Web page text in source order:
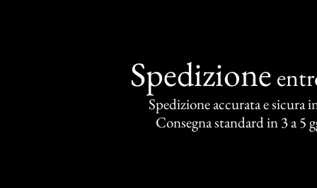
Spedizione
Spedizione accurata e sicura
Consegna standard in 3 a 5